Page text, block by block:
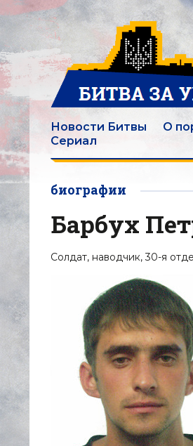
Новости Битвы О
Сериал
биографии
Барбух
Солдат, наводчик, 30-я